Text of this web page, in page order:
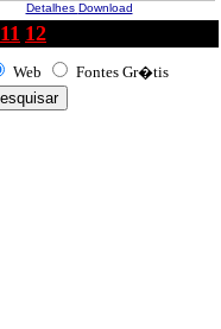
Detalhes Download
11 12
Web Fontes Gr�tis